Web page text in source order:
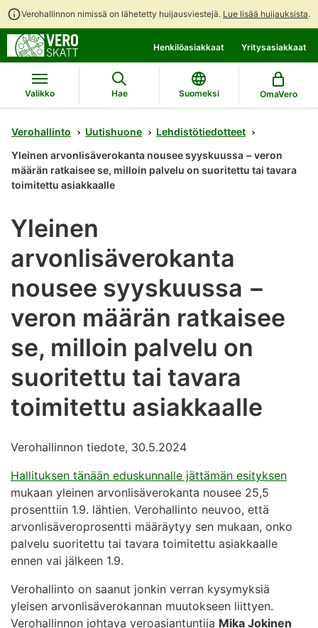
Verohallinnon nimissä on lähetetty huijausviestejä. Lue lisää huijauksista.
suoraan
sisältöön
koko
sivuston
hakuun
Henkilöasiakkaat Yritysasiakkaat
Valikko Hae Suomeksi OmaVero
Verohallinto Uutishuone
Lehdistötiedotteet
Yleinen arvonlisäverokanta nousee syyskuussa − veron
määrän ratkaisee se, milloin palvelu on suoritettu tai tavara
toimitettu asiakkaalle
Yleinen
arvonlisäverokanta
nousee syyskuussa −
veron määrän ratkaisee
se, milloin palvelu on
suoritettu tai tavara
toimitettu asiakkaalle
Verohallinnon tiedote, 30.5.2024
Hallituksen tänään eduskunnalle jättämän esityksen
mukaan yleinen arvonlisäverokanta nousee 25,5
prosenttiin 1.9. lähtien. Verohallinto neuvoo, että
arvonlisäveroprosentti määräytyy sen mukaan, onko
palvelu suoritettu tai tavara toimitettu asiakkaalle
ennen vai jälkeen 1.9.
Verohallinto on saanut jonkin verran kysymyksiä
yleisen arvonlisäverokannan muutokseen liittyen.
Verohallinnon johtava veroasiantuntija Mika Jokinen